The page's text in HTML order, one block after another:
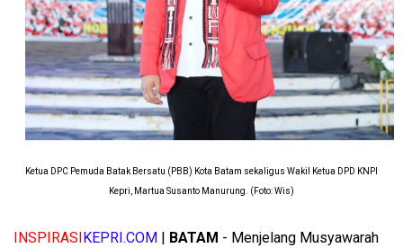
Ketua DPC Pemuda Batak Bersatu (PBB) Kota Batam sekaligus Wakil Ketua DPD KNPI
Kepri, Martua Susanto Manurung. (Foto: Wis)
INSPIRASIKEPRI.COM | BATAM - Menjelang Musyawarah